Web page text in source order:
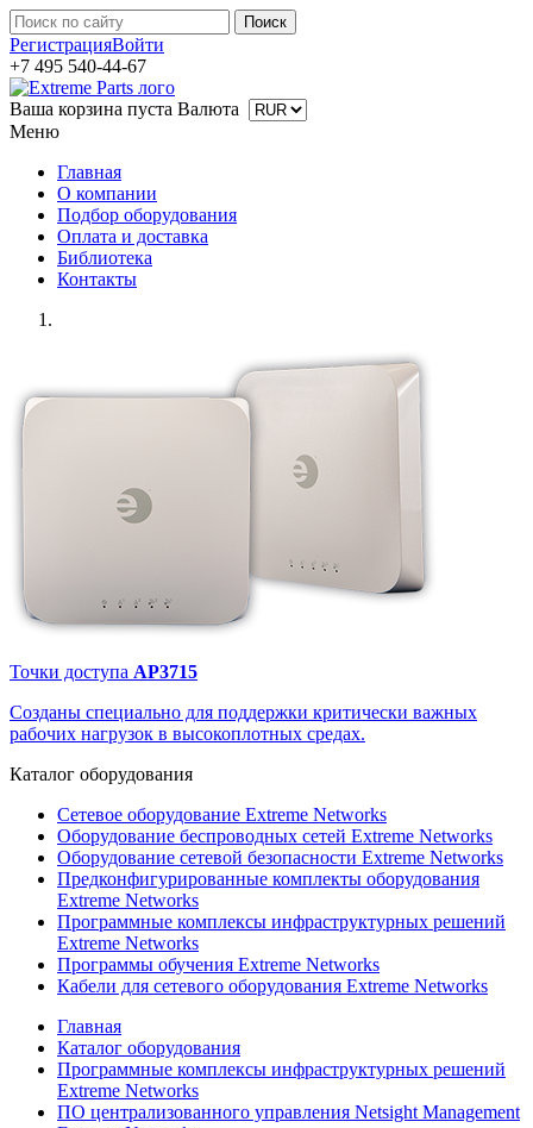
РегистрацияВойти
+7 495 540-44-67
Ваша корзина пуста Валюта
Меню
Главная
О компании
Подбор оборудования
Оплата и доставка
Библиотека
Контакты
Точки доступа AP3715
Созданы специально для поддержки критически важных
рабочих нагрузок в высокоплотных средах.
Каталог оборудования
Сетевое оборудование Extreme Networks
Оборудование беспроводных сетей Extreme Networks
Оборудование сетевой безопасности Extreme Networks
Предконфигурированные комплекты оборудования
Extreme Networks
Программные комплексы инфраструктурных решений
Extreme Networks
Программы обучения Extreme Networks
Кабели для сетевого оборудования Extreme Networks
Главная
Каталог оборудования
Программные комплексы инфраструктурных решений
Extreme Networks
ПО централизованного управления Netsight Management